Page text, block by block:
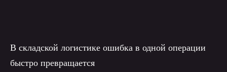
В складской логистике ошибка в одной операции
быстро превращается